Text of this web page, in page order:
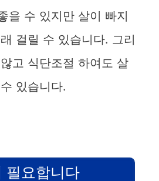
을 수 있지만 살이 빠지
걸릴 수 있습니다. 그리
고 식단조절 하여도 살
있습니다.
필요합니다